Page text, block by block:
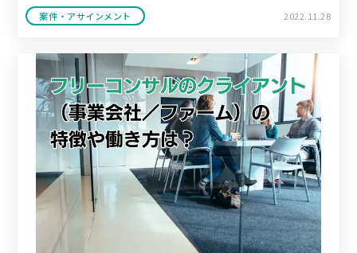
案件・アサインメント 2022.11.28